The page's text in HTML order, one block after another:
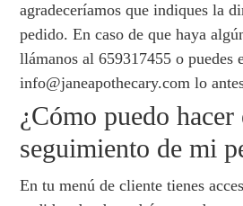
agradeceríamos que indiques la
pedido. En caso de que haya
llámanos al 659317455 o puedes
info@janeapothecary.com lo
¿Cómo puedo hacer
seguimiento de mi
En tu menú de cliente tienes